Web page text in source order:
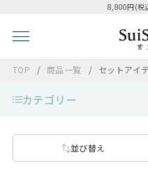
8,800円(税
TOP 商品一覧 セットアイ
カテゴリー
並び替え